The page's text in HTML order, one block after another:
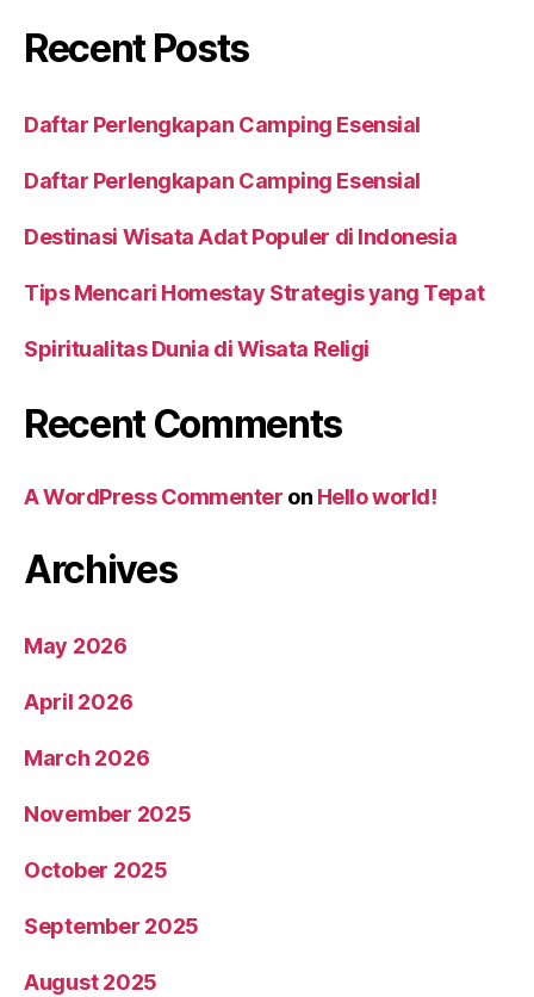
Recent Posts
Daftar Perlengkapan Camping Esensial
Daftar Perlengkapan Camping Esensial
Destinasi Wisata Adat Populer di Indonesia
Tips Mencari Homestay Strategis yang Tepat
Spiritualitas Dunia di Wisata Religi
Recent Comments
A WordPress Commenter on Hello world!
Archives
May 2026
April 2026
March 2026
November 2025
October 2025
September 2025
August 2025